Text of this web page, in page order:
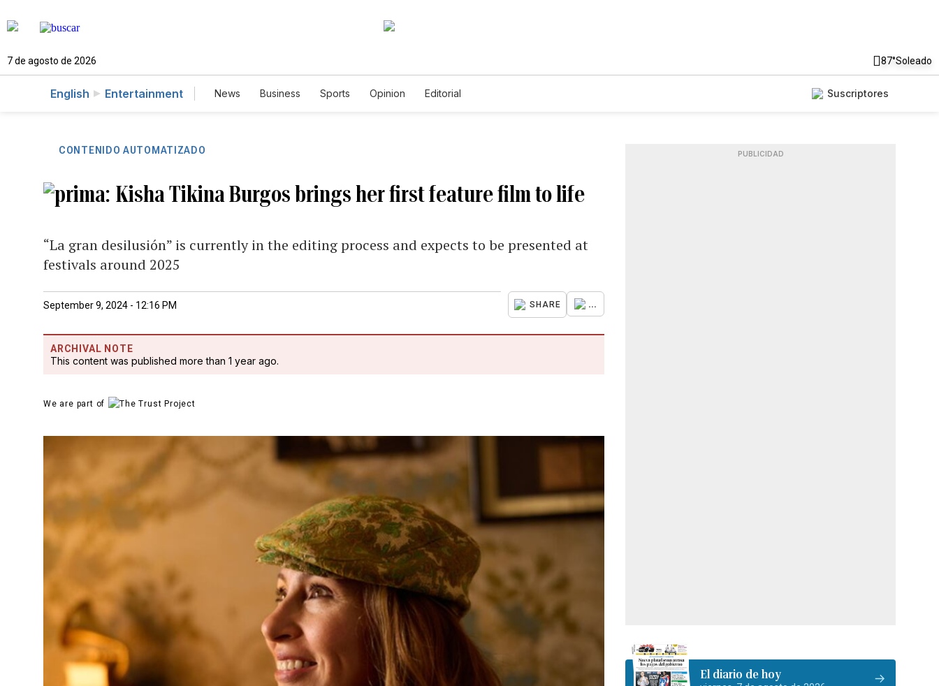
7 de agosto de 2026 87°Soleado
English Entertainment News Business Sports Opinion Editorial Suscriptores
CONTENIDO AUTOMATIZADO
Kisha Tikina Burgos brings her first feature film to life
“La gran desilusión” is currently in the editing process and expects to be presented at
festivals around 2025
September 9, 2024 - 12:16 PM SHARE ...
ARCHIVAL NOTE
This content was published more than 1 year ago.
We are part of
PUBLICIDAD
El diario de hoy